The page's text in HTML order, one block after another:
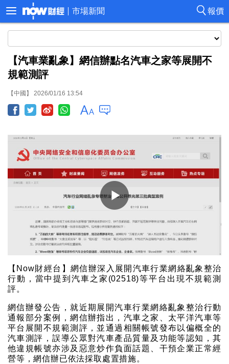
報價
市場新聞
【汽車業亂象】網信辦點名汽車之家等展開不
規範測評
【中國】 2026/01/16 13:54
【Now財經台】網信辦深入展開汽車行業網絡亂象整治
行動，當中提到汽車之家(02518)等平台出現不規範測
評。
網信辦發公告，就近期展開汽車行業網絡亂象整治行動
通報部分案例，網信辦指出，汽車之家、太平洋汽車等
平台展開不規範測評，並通過相關帳號發布以偏概全的
汽車測評，誤導公眾對汽車產品質量及功能等認知，其
他違規帳號亦涉及惡意炒作負面話題、干預企業正常經
營等，網信辦已依法採取處置措施。